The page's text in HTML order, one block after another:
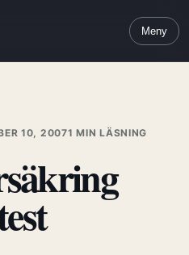
Meny
10, 20071 MIN LÄSNING